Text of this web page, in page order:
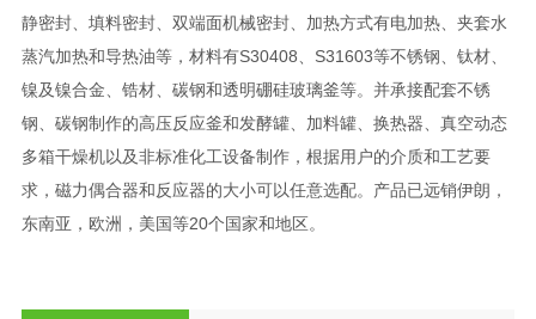
静密封、填料密封、双端面机械密封、加热方式有电加热、夹套水
蒸汽加热和导热油等，材料有S30408、S31603等不锈钢、钛材、
镍及镍合金、锆材、碳钢和透明硼硅玻璃釜等。并承接配套不锈
钢、碳钢制作的高压反应釜和发酵罐、加料罐、换热器、真空动态
多箱干燥机以及非标准化工设备制作，根据用户的介质和工艺要
求，磁力偶合器和反应器的大小可以任意选配。产品已远销伊朗，
东南亚，欧洲，美国等20个国家和地区。